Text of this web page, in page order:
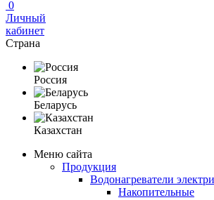
0
Личный
кабинет
Страна
Россия
Беларусь
Казахстан
Меню сайта
Продукция
Водонагреватели
Накопительные